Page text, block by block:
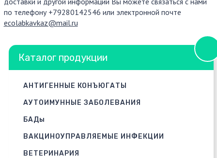
по телефону +79280142546 или электронной почте
ecolabkavkaz@mail.ru
Каталог продукции
АНТИГЕННЫЕ КОНЪЮГАТЫ
АУТОИМУННЫЕ ЗАБОЛЕВАНИЯ
БАДы
ВАКЦИНОУПРАВЛЯЕМЫЕ ИНФЕКЦИИ
ВЕТЕРИНАРИЯ